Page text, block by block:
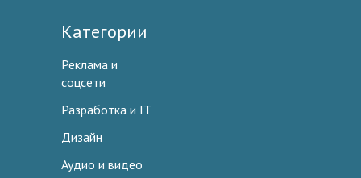
Категории
Реклама и
соцсети
Разработка и IT
Дизайн
Аудио и видео